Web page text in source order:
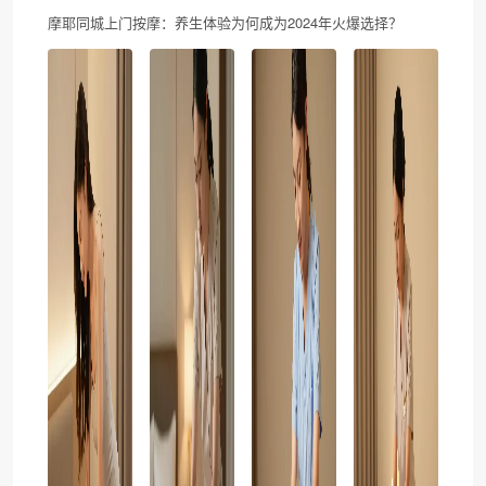
摩耶同城上门按摩：养生体验为何成为2024年火爆选择？